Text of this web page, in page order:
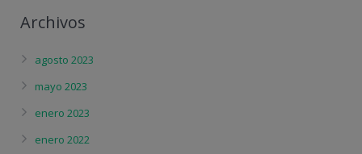
Archivos
agosto 2023
mayo 2023
enero 2023
enero 2022